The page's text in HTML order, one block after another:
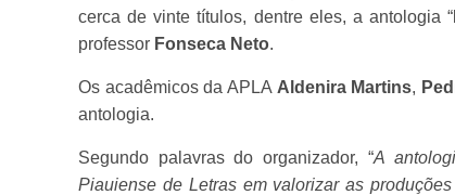
cerca de vinte títulos, dentre eles, a antologia “
professor Fonseca Neto.
Os acadêmicos da APLA Aldenira Martins,
antologia.
Segundo palavras do organizador, “A
Piauiense de Letras em valorizar as